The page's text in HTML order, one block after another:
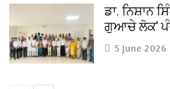
ਡਾ. ਨਿਸ਼ਾਨ
ਗੁਆਚੇ ਲੋਕ’
5 June 2026